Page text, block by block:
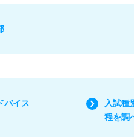
バイス
入試種
程を調